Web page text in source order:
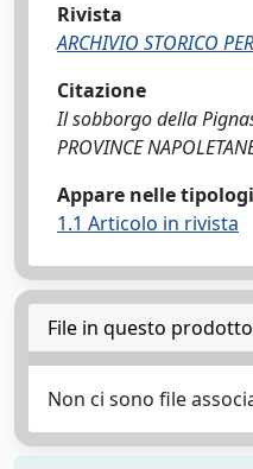
Rivista
ARCHIVIO STORICO
Citazione
Il sobborgo della
PROVINCE
Appare nelle
1.1 Articolo in rivista
File in questo
Non ci sono file